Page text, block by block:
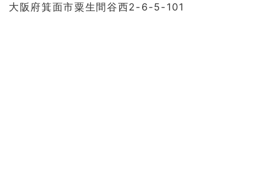
大阪府箕面市粟生間谷西2-6-5-101